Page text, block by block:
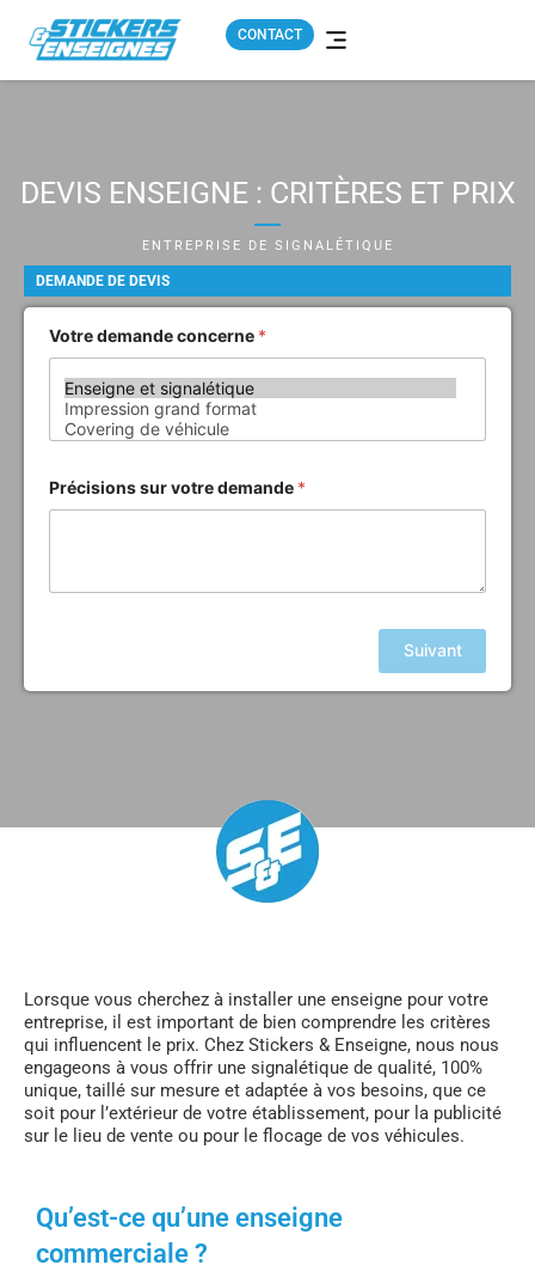
CONTACT
DEVIS ENSEIGNE : CRITÈRES ET PRIX
ENTREPRISE DE SIGNALÉTIQUE
DEMANDE DE DEVIS
Votre demande concerne *
Précisions sur votre demande *
Suivant
Lorsque vous cherchez à installer une enseigne pour votre
entreprise, il est important de bien comprendre les critères
qui influencent le prix. Chez Stickers & Enseigne, nous nous
engageons à vous offrir une signalétique de qualité, 100%
unique, taillé sur mesure et adaptée à vos besoins, que ce
soit pour l’extérieur de votre établissement, pour la publicité
sur le lieu de vente ou pour le flocage de vos véhicules.
Qu’est-ce qu’une enseigne
commerciale ?